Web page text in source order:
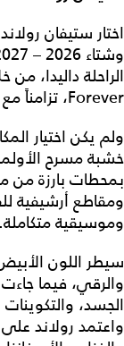
اختار ستيفان
Forever، تزامناً مع مرور أربعين عاماً على رحيلها.
ولم يكن اختيار
خشبة مسرح
بمحطات بارزة من
ومقاطع أرشيفية
وموسيقية متكاملة.
سيطر اللون
والرقي، فيما
الجسد،
واعتمد رولاند